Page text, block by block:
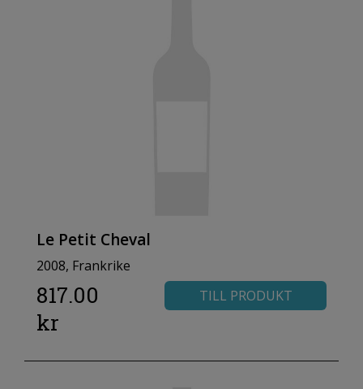
Le Petit Cheval
2008, Frankrike
817.00
kr
TILL PRODUKT